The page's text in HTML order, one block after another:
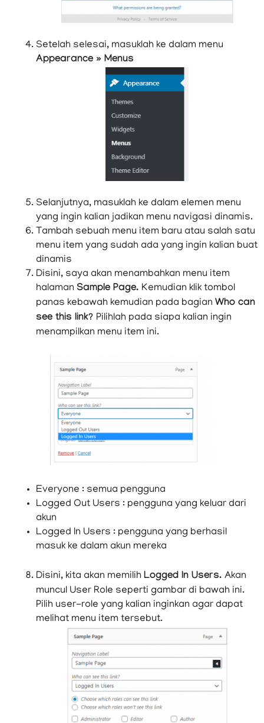
Setelah selesai, masuklah ke dalam menu
Appearance » Menus
Selanjutnya, masuklah ke dalam elemen menu
yang ingin kalian jadikan menu navigasi dinamis.
Tambah sebuah menu item baru atau salah satu
menu item yang sudah ada yang ingin kalian buat
dinamis
Disini, saya akan menambahkan menu item
halaman Sample Page. Kemudian klik tombol
panas kebawah kemudian pada bagian Who can
see this link? Pilihlah pada siapa kalian ingin
menampilkan menu item ini.
Everyone : semua pengguna
Logged Out Users : pengguna yang keluar dari
akun
Logged In Users : pengguna yang berhasil
masuk ke dalam akun mereka
Disini, kita akan memilih Logged In Users. Akan
muncul User Role seperti gambar di bawah ini.
Pilih user-role yang kalian inginkan agar dapat
melihat menu item tersebut.